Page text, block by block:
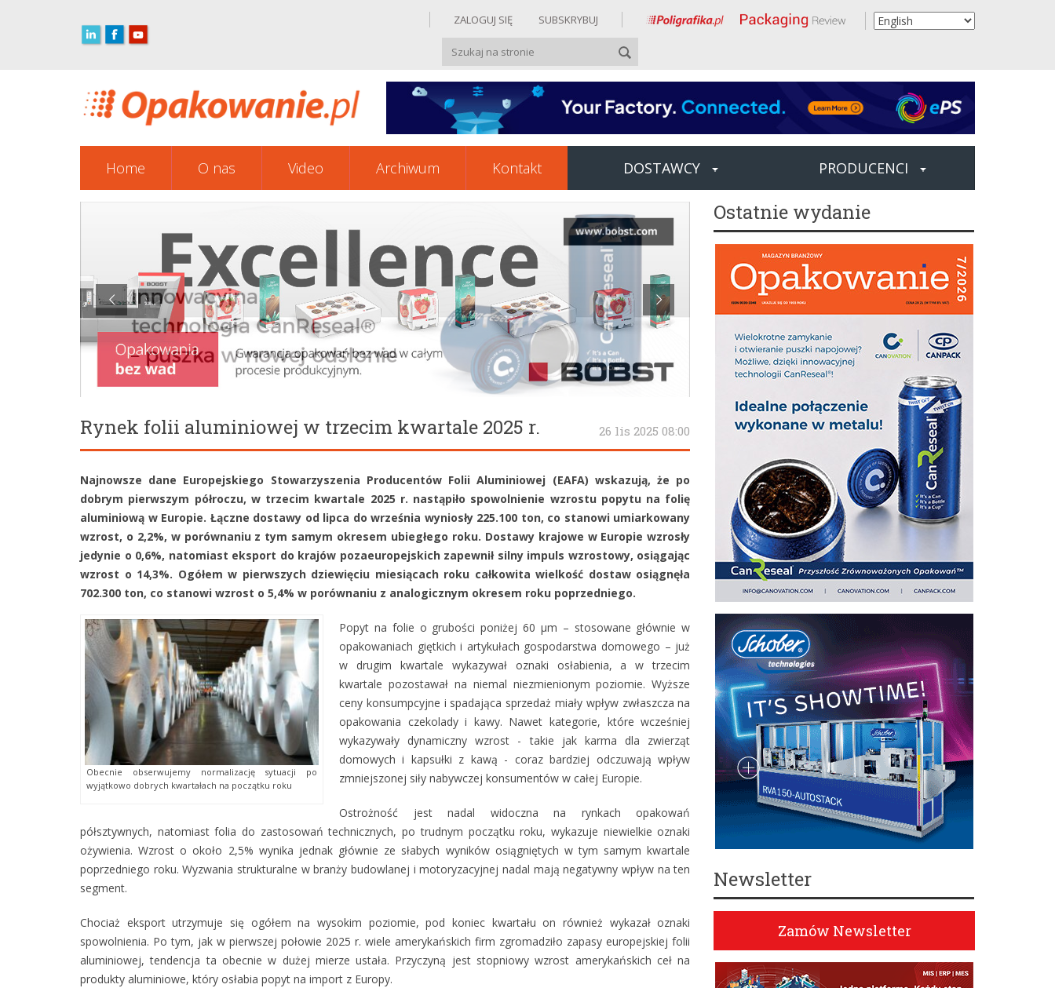
ZALOGUJ SIĘ SUBSKRYBUJ
Home O nas Video Archiwum Kontakt DOSTAWCY PRODUCENCI
Rynek folii aluminiowej w trzecim kwartale 2025 r. 26 lis 2025 08:00
Najnowsze dane Europejskiego Stowarzyszenia Producentów Folii Aluminiowej (EAFA) wskazują, że po
dobrym pierwszym półroczu, w trzecim kwartale 2025 r. nastąpiło spowolnienie wzrostu popytu na folię
aluminiową w Europie. Łączne dostawy od lipca do września wyniosły 225.100 ton, co stanowi umiarkowany
wzrost, o 2,2%, w porównaniu z tym samym okresem ubiegłego roku. Dostawy krajowe w Europie wzrosły
jedynie o 0,6%, natomiast eksport do krajów pozaeuropejskich zapewnił silny impuls wzrostowy, osiągając
wzrost o 14,3%. Ogółem w pierwszych dziewięciu miesiącach roku całkowita wielkość dostaw osiągnęła
702.300 ton, co stanowi wzrost o 5,4% w porównaniu z analogicznym okresem roku poprzedniego.
Obecnie obserwujemy normalizację sytuacji po
wyjątkowo dobrych kwartałach na początku roku
Popyt na folie o grubości poniżej 60 µm – stosowane głównie w
opakowaniach giętkich i artykułach gospodarstwa domowego – już
w drugim kwartale wykazywał oznaki osłabienia, a w trzecim
kwartale pozostawał na niemal niezmienionym poziomie. Wyższe
ceny konsumpcyjne i spadająca sprzedaż miały wpływ zwłaszcza na
opakowania czekolady i kawy. Nawet kategorie, które wcześniej
wykazywały dynamiczny wzrost - takie jak karma dla zwierząt
domowych i kapsułki z kawą - coraz bardziej odczuwają wpływ
zmniejszonej siły nabywczej konsumentów w całej Europie.
Ostrożność jest nadal widoczna na rynkach opakowań
półsztywnych, natomiast folia do zastosowań technicznych, po trudnym początku roku, wykazuje niewielkie oznaki
ożywienia. Wzrost o około 2,5% wynika jednak głównie ze słabych wyników osiągniętych w tym samym kwartale
poprzedniego roku. Wyzwania strukturalne w branży budowlanej i motoryzacyjnej nadal mają negatywny wpływ na ten
segment.
Chociaż eksport utrzymuje się ogółem na wysokim poziomie, pod koniec kwartału on również wykazał oznaki
spowolnienia. Po tym, jak w pierwszej połowie 2025 r. wiele amerykańskich firm zgromadziło zapasy europejskiej folii
aluminiowej, tendencja ta obecnie w dużej mierze ustała. Przyczyną jest stopniowy wzrost amerykańskich ceł na
produkty aluminiowe, który osłabia popyt na import z Europy.
Ostatnie wydanie
Newsletter
Zamów Newsletter